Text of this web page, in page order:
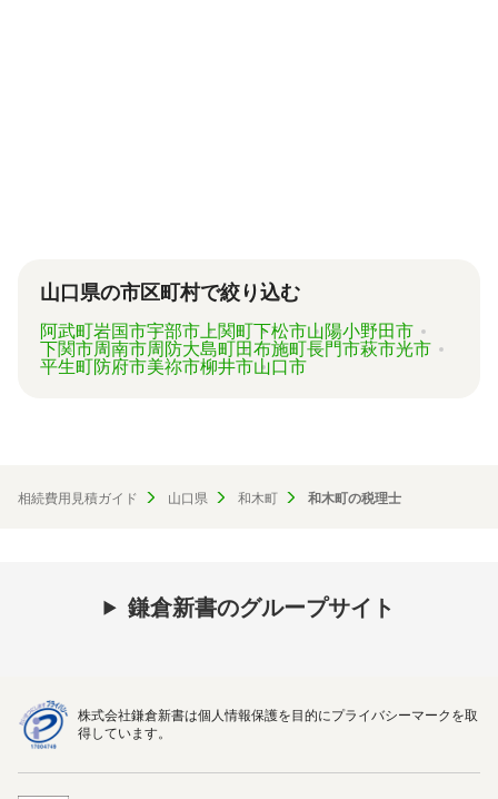
ずは見積を取り寄せてみましょう。
山口県の市区町村で絞り込む
阿武町岩国市宇部市 上関町下松市山陽小野田市
下関市周南市周防大島町田布施町長門市萩市光市
平生町防府市美祢市柳井市山口市
相続費用見積ガイド 山口県 和木町 和木町の税理士
鎌倉新書のグループサイト
株式会社鎌倉新書は個人情報保護を目的にプライバシーマークを取
得しています。